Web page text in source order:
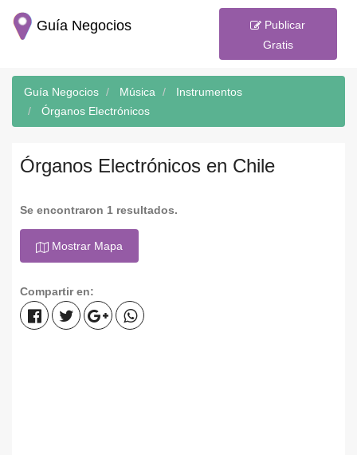
Guía Negocios
Publicar
Gratis
Guía Negocios Música
Instrumentos
Órganos Electrónicos
Órganos Electrónicos en Chile
Se encontraron 1 resultados.
Mostrar Mapa
Compartir en: